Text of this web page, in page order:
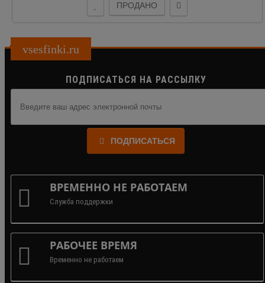
ПРОДАНО
vsesfinki.ru
ПОДПИСАТЬСЯ НА РАССЫЛКУ
ПОДПИСАТЬСЯ
ВРЕМЕННО НЕ РАБОТАЕМ
Служба поддержки
РАБОЧЕЕ ВРЕМЯ
Временно не работаем